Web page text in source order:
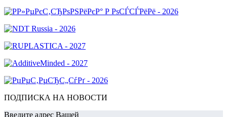
ПОДПИСКА НА НОВОСТИ
Введите адрес Вашей